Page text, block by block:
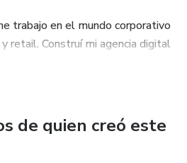
trabajo en el mundo corporativo
retail. Construí mi agencia digital
de quien creó este